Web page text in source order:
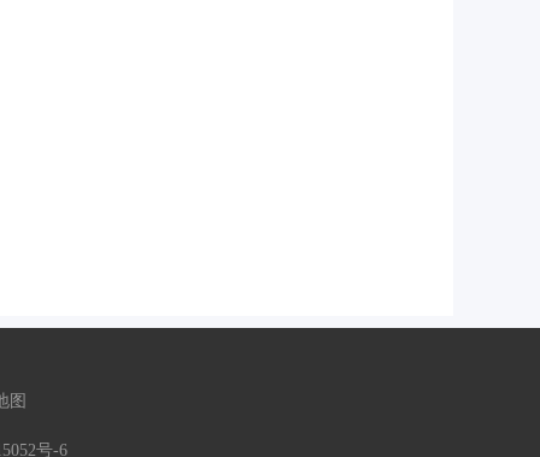
图
号-6